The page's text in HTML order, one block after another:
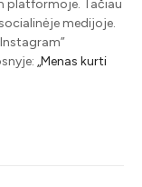
platformoje. Tačiau
medijoje.
„Menas kurti